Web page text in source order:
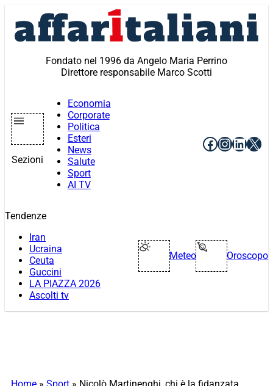
contenuto
Fondato nel 1996 da Angelo Maria Perrino
Direttore responsabile Marco Scotti
Sezioni
Economia
Corporate
Politica
Esteri
News
Salute
Sport
AI TV
Facebook
X
Tendenze
Iran
Ucraina
Ceuta
Guccini
LA PIAZZA 2026
Ascolti tv
Meteo Oroscopo